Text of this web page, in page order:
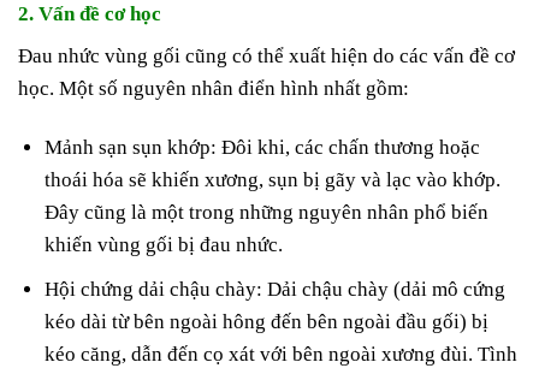
2. Vấn đề cơ học
Đau nhức vùng gối cũng có thể xuất hiện do các vấn đề cơ
học. Một số nguyên nhân điển hình nhất gồm:
Mảnh sạn sụn khớp: Đôi khi, các chấn thương hoặc
thoái hóa sẽ khiến xương, sụn bị gãy và lạc vào khớp.
Đây cũng là một trong những nguyên nhân phổ biến
khiến vùng gối bị đau nhức.
Hội chứng dải chậu chày: Dải chậu chày (dải mô cứng
kéo dài từ bên ngoài hông đến bên ngoài đầu gối) bị
kéo căng, dẫn đến cọ xát với bên ngoài xương đùi. Tình